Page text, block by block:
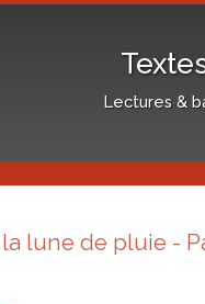
Lectures &
la lune de pluie -